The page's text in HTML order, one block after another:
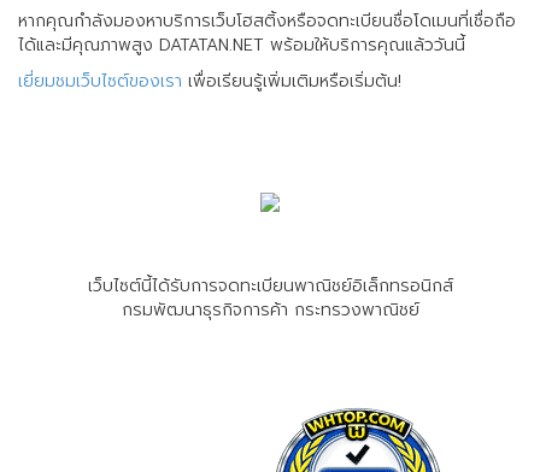
หากคุณกำลังมองหาบริการเว็บโฮสติ้งหรือจดทะเบียนชื่อโดเมนที่เชื่อถือ
ได้และมีคุณภาพสูง DATATAN.NET พร้อมให้บริการคุณแล้ววันนี้
เยี่ยมชมเว็บไซต์ของเรา เพื่อเรียนรู้เพิ่มเติมหรือเริ่มต้น!
เว็บไซต์นี้ได้รับการจดทะเบียนพาณิชย์อิเล็กทรอนิกส์
กรมพัฒนาธุรกิจการค้า กระทรวงพาณิชย์